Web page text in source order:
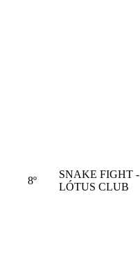
8º
SNAKE FIGHT -
LÓTUS CLUB